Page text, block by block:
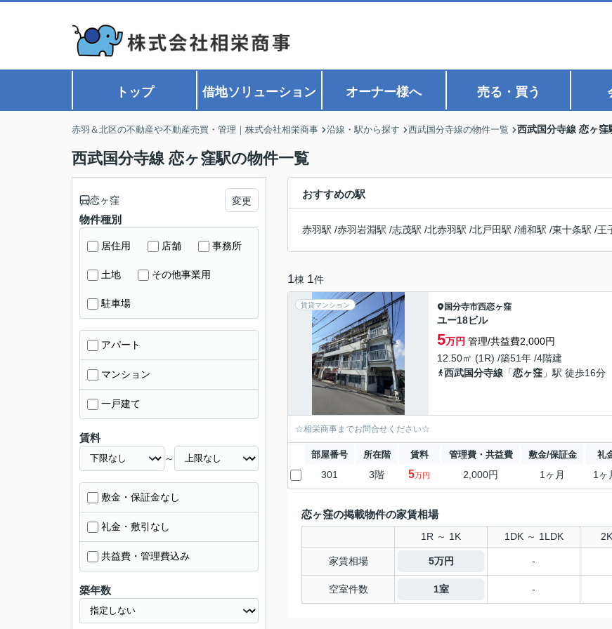
トップ 借地ソリューション オーナー様へ 売る・買う
赤羽＆北区の不動産や不動産売買・管理｜株式会社相栄商事 沿線・駅から探す 西武国分寺線の物件一覧 西武国分寺線 恋ヶ窪
西武国分寺線 恋ヶ窪駅の物件一覧
おすすめの駅
赤羽駅 /赤羽岩淵駅 /志茂駅 /北赤羽駅 /北戸田駅 /浦和駅 /東十条駅 /王
1棟 1件
賃貸マンション 国分寺市西恋ヶ窪
ユー18ビル
5万円 管理/共益費2,000円
12.50㎡ (1R) /築51年 /4階建
西武国分寺線 「恋ヶ窪 」駅 徒歩16分
☆相栄商事までお問合せください☆
部屋番号 所在階 賃料 管理費・共益費 敷金/保証金 礼
301 3階 5万円 2,000円 1ヶ月 1ヶ
恋ヶ窪の掲載物件の家賃相場
1R ～ 1K 1DK ～ 1LDK
家賃相場 5万円 -
空室件数 1室 -
恋ヶ窪 変更
物件種別
居住用 店舗 事務所
土地 その他事業用
駐車場
アパート
マンション
一戸建て
賃料
～
敷金・保証金なし
礼金・敷引なし
共益費・管理費込み
築年数